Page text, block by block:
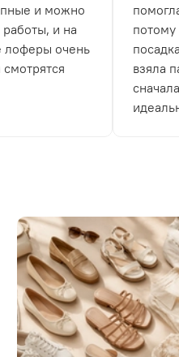
и можно
работы, и на
лоферы очень
взяла